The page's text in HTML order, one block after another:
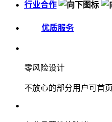
行业合作
优质服务
零风险设计
不放心的部分用户可首